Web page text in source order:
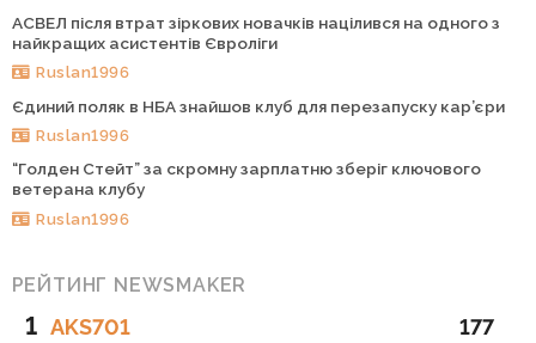
АСВЕЛ після втрат зіркових новачків націлився на одного з
найкращих асистентів Євроліги
Ruslan1996
Єдиний поляк в НБА знайшов клуб для перезапуску кар’єри
Ruslan1996
“Голден Стейт” за скромну зарплатню зберіг ключового
ветерана клубу
Ruslan1996
РЕЙТИНГ NEWSMAKER
1 AKS701 177